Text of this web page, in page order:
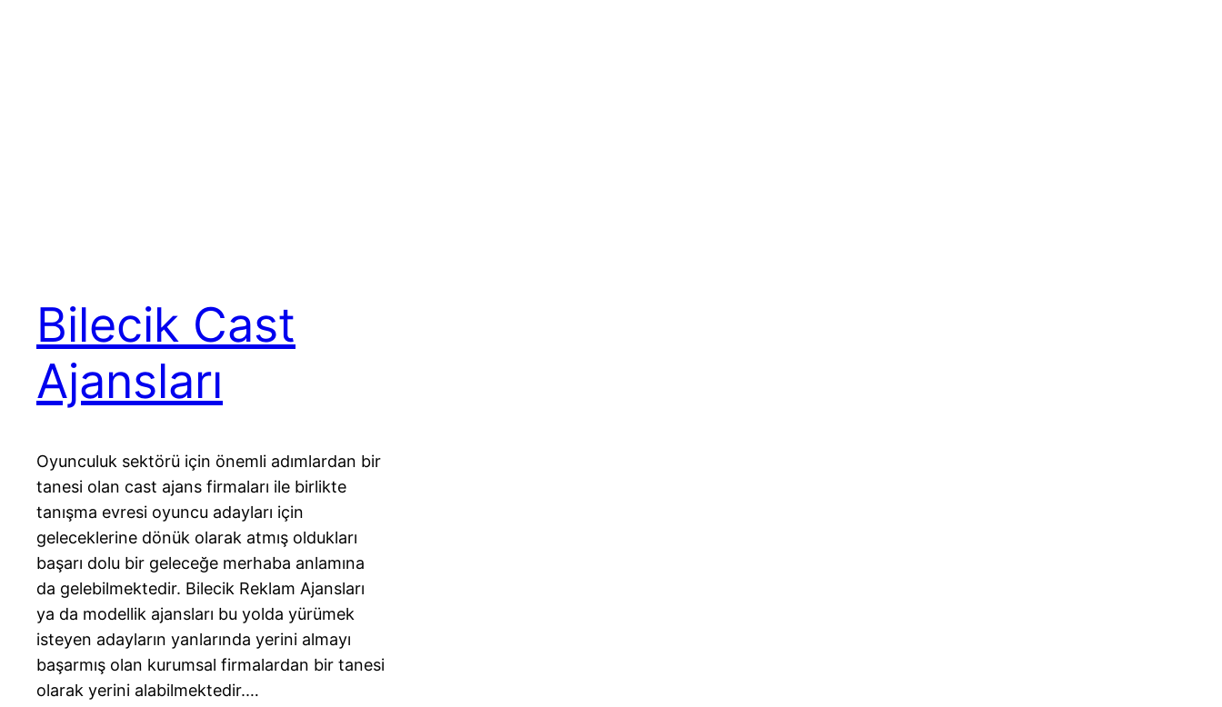
Bilecik Cast
Ajansları
Oyunculuk sektörü için önemli adımlardan bir
tanesi olan cast ajans firmaları ile birlikte
tanışma evresi oyuncu adayları için
geleceklerine dönük olarak atmış oldukları
başarı dolu bir geleceğe merhaba anlamına
da gelebilmektedir. Bilecik Reklam Ajansları
ya da modellik ajansları bu yolda yürümek
isteyen adayların yanlarında yerini almayı
başarmış olan kurumsal firmalardan bir tanesi
olarak yerini alabilmektedir.…